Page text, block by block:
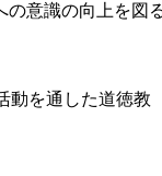
の意識の向上を図
動を通した道徳教